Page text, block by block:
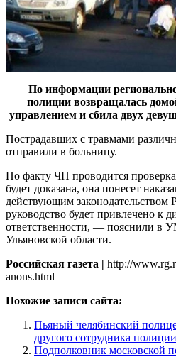
По информации
полиции возвращалась
управлением и сбила двух
Пострадавших с травмами
отправили в больницу.
По факту ЧП проводится
будет доказана, она понесет
действующим законодательством
руководство будет привлечено к
ответственности, — пояснили в
Ульяновской области.
Российская газета | http://
anons.html
Похожие записи сайта:
Пьяный челябинский
другого сотрудника полиции
Подполковник московской